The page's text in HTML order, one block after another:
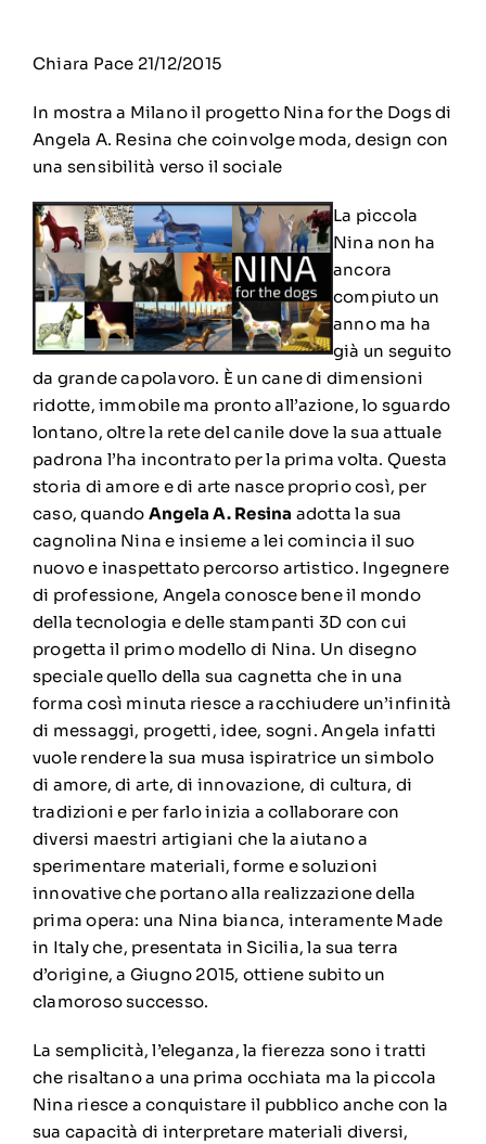
Chiara Pace 21/12/2015
In mostra a Milano il progetto Nina for the Dogs di
Angela A. Resina che coinvolge moda, design con
una sensibilità verso il sociale
La piccola
Nina non ha
ancora
compiuto un
anno ma ha
già un seguito
da grande capolavoro. È un cane di dimensioni
ridotte, immobile ma pronto all’azione, lo sguardo
lontano, oltre la rete del canile dove la sua attuale
padrona l’ha incontrato per la prima volta. Questa
storia di amore e di arte nasce proprio così, per
caso, quando Angela A. Resina adotta la sua
cagnolina Nina e insieme a lei comincia il suo
nuovo e inaspettato percorso artistico. Ingegnere
di professione, Angela conosce bene il mondo
della tecnologia e delle stampanti 3D con cui
progetta il primo modello di Nina. Un disegno
speciale quello della sua cagnetta che in una
forma così minuta riesce a racchiudere un’infinità
di messaggi, progetti, idee, sogni. Angela infatti
vuole rendere la sua musa ispiratrice un simbolo
di amore, di arte, di innovazione, di cultura, di
tradizioni e per farlo inizia a collaborare con
diversi maestri artigiani che la aiutano a
sperimentare materiali, forme e soluzioni
innovative che portano alla realizzazione della
prima opera: una Nina bianca, interamente Made
in Italy che, presentata in Sicilia, la sua terra
d’origine, a Giugno 2015, ottiene subito un
clamoroso successo.
La semplicità, l’eleganza, la fierezza sono i tratti
che risaltano a una prima occhiata ma la piccola
Nina riesce a conquistare il pubblico anche con la
sua capacità di interpretare materiali diversi,